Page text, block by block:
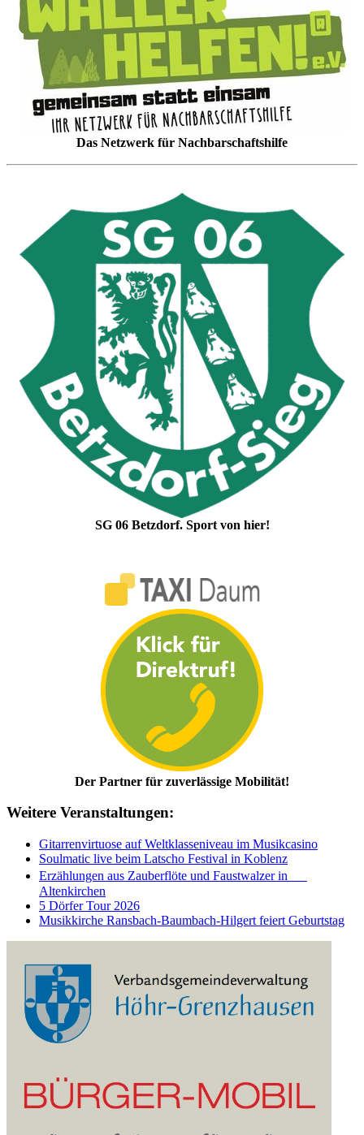
Das Netzwerk für Nachbarschaftshilfe
SG 06 Betzdorf. Sport von hier!
Der Partner für zuverlässige Mobilität!
Weitere Veranstaltungen:
Gitarrenvirtuose auf Weltklasseniveau im Musikcasino
Soulmatic live beim Latscho Festival in Koblenz
Erzählungen aus Zauberflöte und Faustwalzer in
Altenkirchen
5 Dörfer Tour 2026
Musikkirche Ransbach-Baumbach-Hilgert feiert Geburtstag